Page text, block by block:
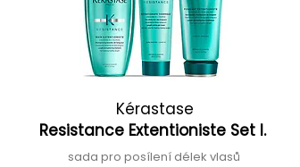
Kérastase
Resistance Extentioniste Set I.
sada pro posílení délek vlasů